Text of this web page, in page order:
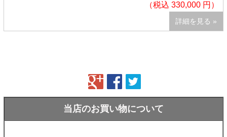
（税込 330,000 円）
詳細を見る »
当店のお買い物について